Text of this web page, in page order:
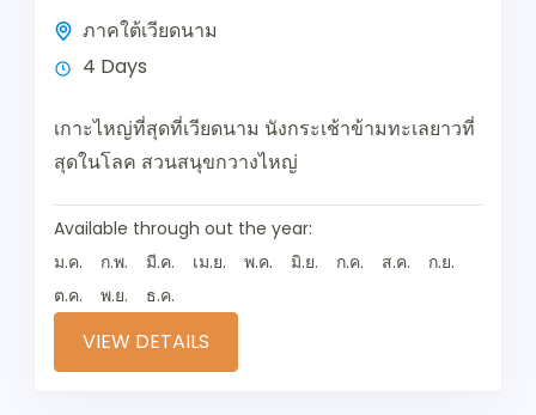
ภาคใต้เวียดนาม
4 Days
เกาะไหญ่ที่สุดที่เวียดนาม นังกระเช้าข้ามทะเลยาวที่
สุดในโลค สวนสนุขกวางไหญ่
Available through out the year:
ม.ค.
ก.พ. มี.ค. เม.ย. พ.ค. มิ.ย. ก.ค. ส.ค.
ก.ย.
ต.ค.
พ.ย. ธ.ค.
VIEW DETAILS